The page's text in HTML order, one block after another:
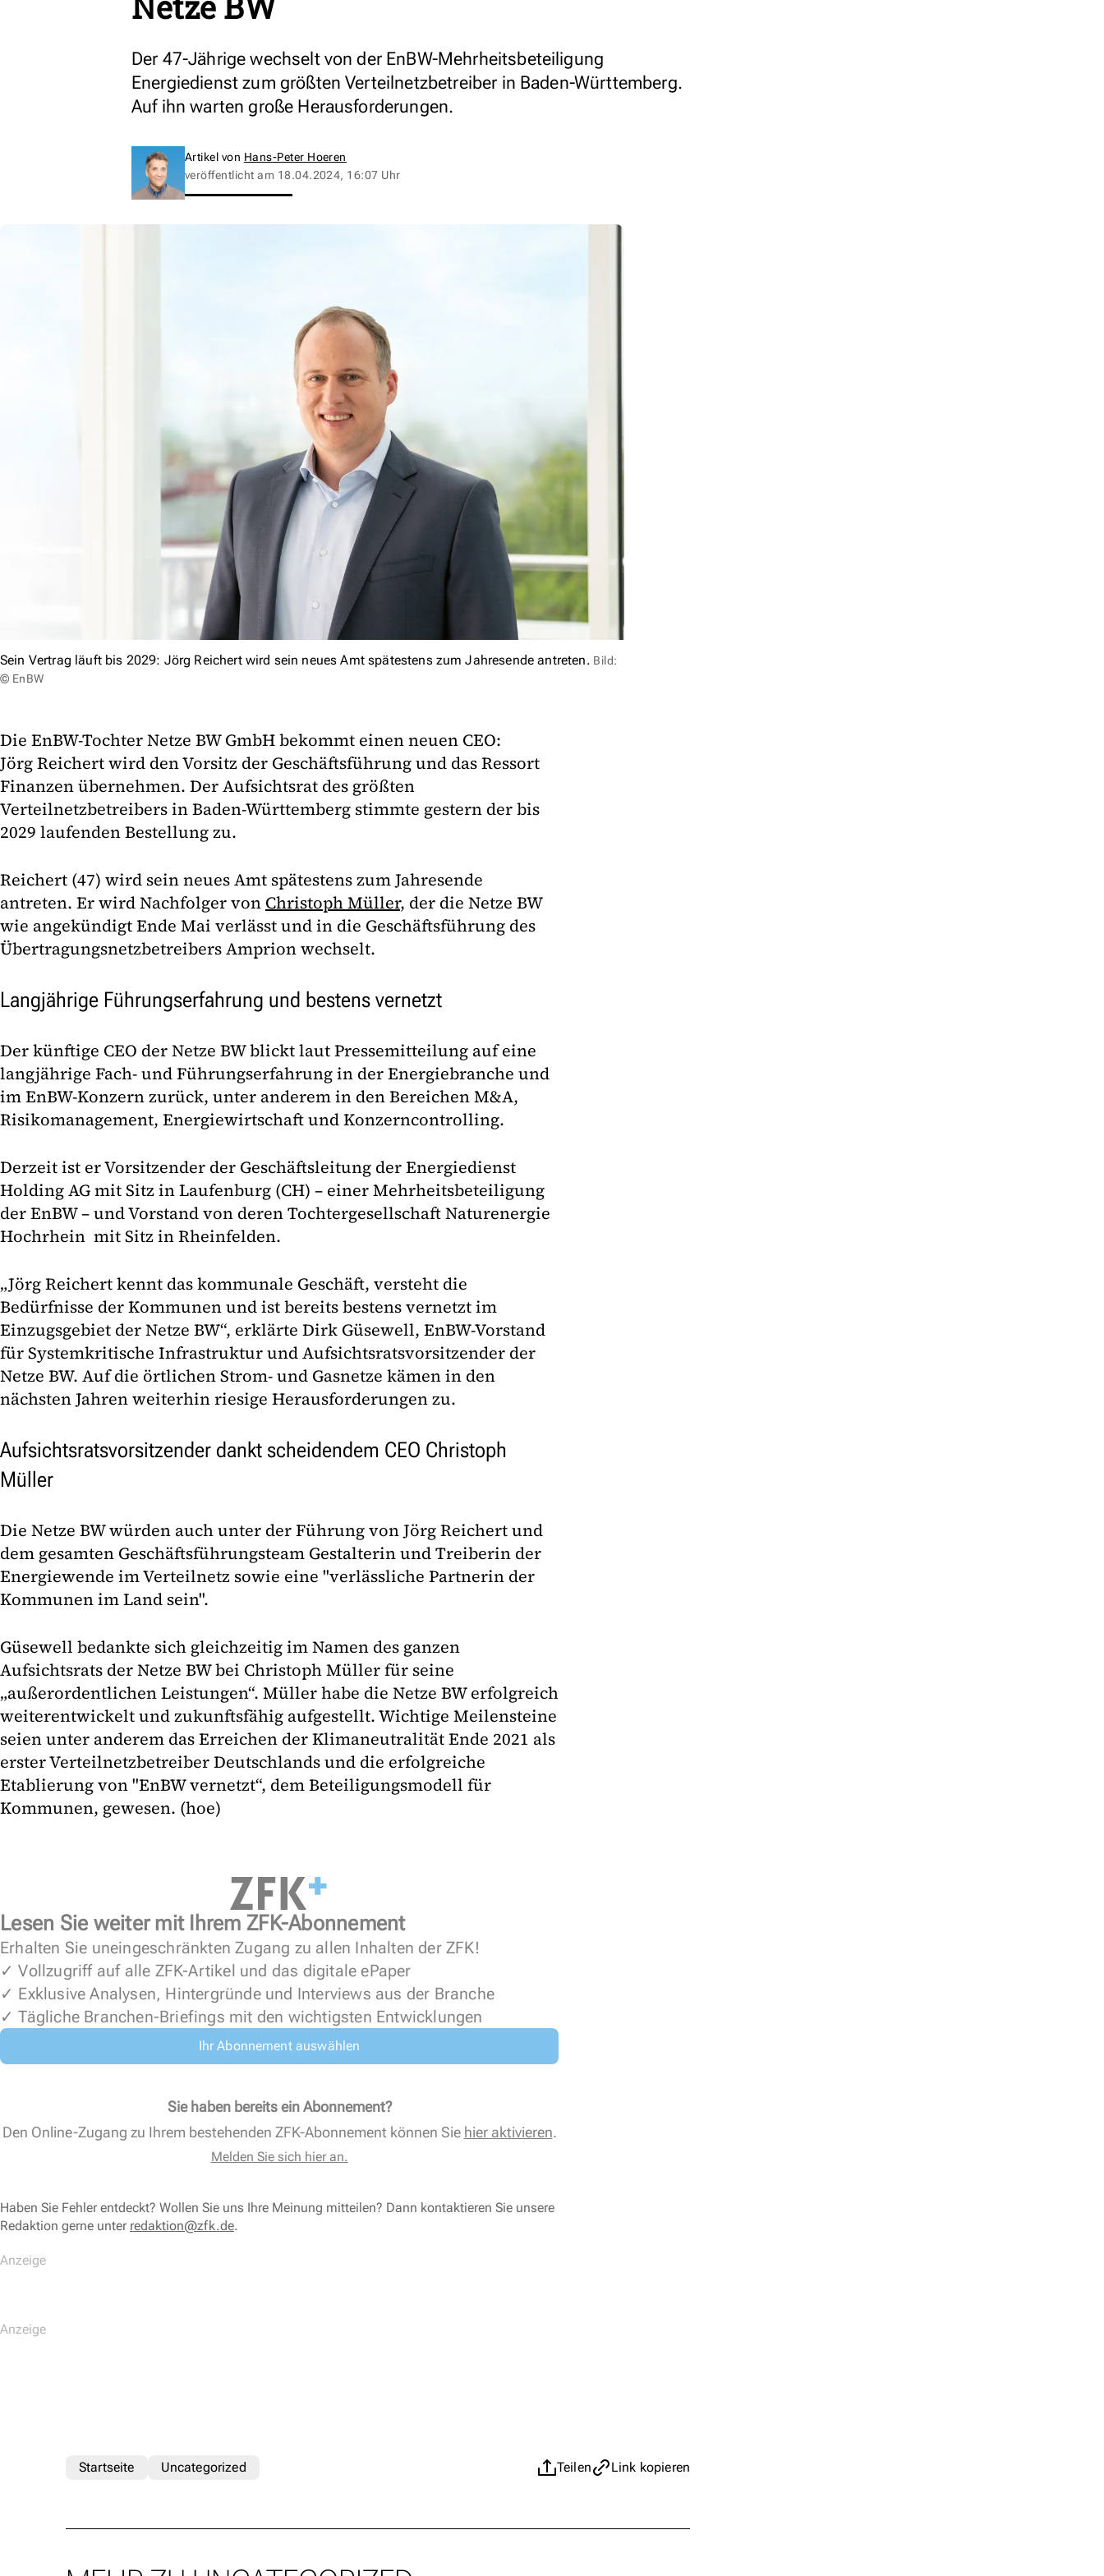
Der 47-Jährige wechselt von der EnBW-Mehrheitsbeteiligung
Energiedienst zum größten Verteilnetzbetreiber in Baden-Württemberg.
Auf ihn warten große Herausforderungen.
Artikel von Hans-Peter Hoeren
veröffentlicht am 18.04.2024, 16:07 Uhr
Sein Vertrag läuft bis 2029: Jörg Reichert wird sein neues Amt spätestens zum Jahresende antreten. Bild:
© EnBW
Die EnBW-Tochter Netze BW GmbH bekommt einen neuen CEO:
Jörg Reichert wird den Vorsitz der Geschäftsführung und das Ressort
Finanzen übernehmen. Der Aufsichtsrat des größten
Verteilnetzbetreibers in Baden-Württemberg stimmte gestern der bis
2029 laufenden Bestellung zu.
Reichert (47) wird sein neues Amt spätestens zum Jahresende
antreten. Er wird Nachfolger von Christoph Müller, der die Netze BW
wie angekündigt Ende Mai verlässt und in die Geschäftsführung des
Übertragungsnetzbetreibers Amprion wechselt.
Langjährige Führungserfahrung und bestens vernetzt
Der künftige CEO der Netze BW blickt laut Pressemitteilung auf eine
langjährige Fach- und Führungserfahrung in der Energiebranche und
im EnBW-Konzern zurück, unter anderem in den Bereichen M&A,
Risikomanagement, Energiewirtschaft und Konzerncontrolling.
Derzeit ist er Vorsitzender der Geschäftsleitung der Energiedienst
Holding AG mit Sitz in Laufenburg (CH) – einer Mehrheitsbeteiligung
der EnBW – und Vorstand von deren Tochtergesellschaft Naturenergie
Hochrhein mit Sitz in Rheinfelden.
„Jörg Reichert kennt das kommunale Geschäft, versteht die
Bedürfnisse der Kommunen und ist bereits bestens vernetzt im
Einzugsgebiet der Netze BW“, erklärte Dirk Güsewell, EnBW-Vorstand
für Systemkritische Infrastruktur und Aufsichtsratsvorsitzender der
Netze BW. Auf die örtlichen Strom- und Gasnetze kämen in den
nächsten Jahren weiterhin riesige Herausforderungen zu.
Aufsichtsratsvorsitzender dankt scheidendem CEO Christoph
Müller
Die Netze BW würden auch unter der Führung von Jörg Reichert und
dem gesamten Geschäftsführungsteam Gestalterin und Treiberin der
Energiewende im Verteilnetz sowie eine "verlässliche Partnerin der
Kommunen im Land sein".
Güsewell bedankte sich gleichzeitig im Namen des ganzen
Aufsichtsrats der Netze BW bei Christoph Müller für seine
„außerordentlichen Leistungen“. Müller habe die Netze BW erfolgreich
weiterentwickelt und zukunftsfähig aufgestellt. Wichtige Meilensteine
seien unter anderem das Erreichen der Klimaneutralität Ende 2021 als
erster Verteilnetzbetreiber Deutschlands und die erfolgreiche
Etablierung von "EnBW vernetzt“, dem Beteiligungsmodell für
Kommunen, gewesen. (hoe)
Lesen Sie weiter mit Ihrem ZFK-Abonnement
Erhalten Sie uneingeschränkten Zugang zu allen Inhalten der ZFK!
✓ Vollzugriff auf alle ZFK-Artikel und das digitale ePaper
✓ Exklusive Analysen, Hintergründe und Interviews aus der Branche
✓ Tägliche Branchen-Briefings mit den wichtigsten Entwicklungen
Ihr Abonnement auswählen
Sie haben bereits ein Abonnement?
Den Online-Zugang zu Ihrem bestehenden ZFK-Abonnement können Sie hier aktivieren.
Melden Sie sich hier an.
Haben Sie Fehler entdeckt? Wollen Sie uns Ihre Meinung mitteilen? Dann kontaktieren Sie unsere
Redaktion gerne unter redaktion@zfk.de.
Teilen Link kopieren
Startseite Uncategorized